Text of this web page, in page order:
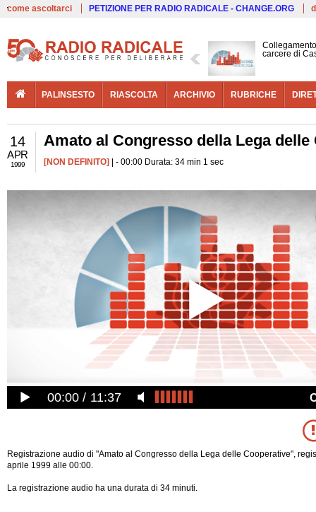
come ascoltarci PETIZIONE PER RADIO RADICALE - CHANGE.ORG
carcere di
PALINSESTO RIASCOLTA ARCHIVIO RUBRICHE
14
APR
1999
Amato al Congresso della Lega delle
[NON DEFINITO] | - 00:00 Durata: 34 min 1 sec
00:00 11:37
Registrazione audio di "Amato al Congresso della Lega delle Cooperative",
aprile 1999 alle 00:00.
La registrazione audio ha una durata di 34 minuti.